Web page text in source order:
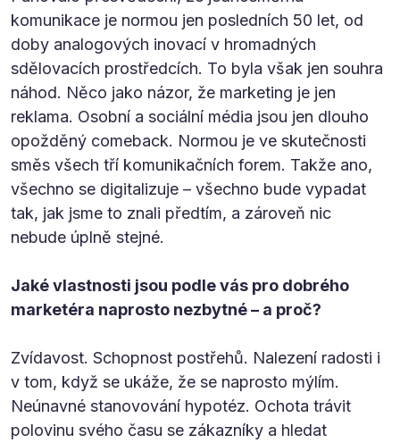
komunikace je normou jen posledních 50 let, od
doby analogových inovací v hromadných
sdělovacích prostředcích. To byla však jen souhra
náhod. Něco jako názor, že marketing je jen
reklama. Osobní a sociální média jsou jen dlouho
opožděný comeback. Normou je ve skutečnosti
směs všech tří komunikačních forem. Takže ano,
všechno se digitalizuje – všechno bude vypadat
tak, jak jsme to znali předtím, a zároveň nic
nebude úplně stejné.
Jaké vlastnosti jsou podle vás pro dobrého
marketéra naprosto nezbytné – a proč?
Zvídavost. Schopnost postřehů. Nalezení radosti i
v tom, když se ukáže, že se naprosto mýlím.
Neúnavné stanovování hypotéz. Ochota trávit
polovinu svého času se zákazníky a hledat